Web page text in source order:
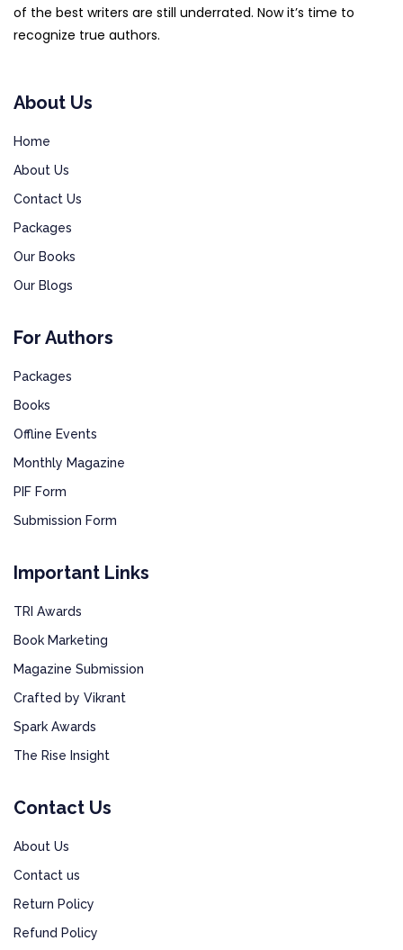
of the best writers are still underrated. Now it’s time to
recognize true authors.
About Us
Home
About Us
Contact Us
Packages
Our Books
Our Blogs
For Authors
Packages
Books
Offline Events
Monthly Magazine
PIF Form
Submission Form
Important Links
TRI Awards
Book Marketing
Magazine Submission
Crafted by Vikrant
Spark Awards
The Rise Insight
Contact Us
About Us
Contact us
Return Policy
Refund Policy